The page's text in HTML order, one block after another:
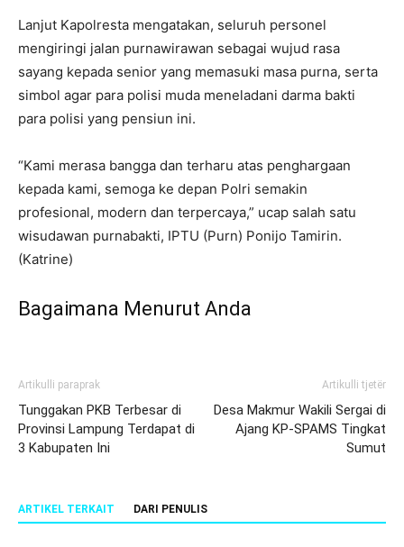
Lanjut Kapolresta mengatakan, seluruh personel
mengiringi jalan purnawirawan sebagai wujud rasa
sayang kepada senior yang memasuki masa purna, serta
simbol agar para polisi muda meneladani darma bakti
para polisi yang pensiun ini.
“Kami merasa bangga dan terharu atas penghargaan
kepada kami, semoga ke depan Polri semakin
profesional, modern dan terpercaya,” ucap salah satu
wisudawan purnabakti, IPTU (Purn) Ponijo Tamirin.
(Katrine)
Bagaimana Menurut Anda
Artikulli paraprak
Tunggakan PKB Terbesar di
Provinsi Lampung Terdapat di
3 Kabupaten Ini
Artikulli tjetër
Desa Makmur Wakili Sergai di
Ajang KP-SPAMS Tingkat
Sumut
ARTIKEL TERKAIT DARI PENULIS